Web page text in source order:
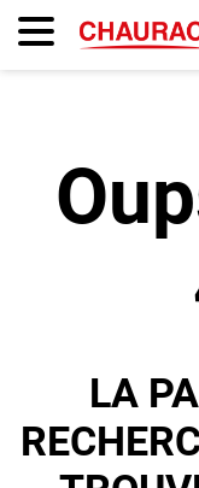
LA